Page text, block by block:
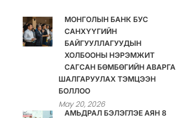
МОНГОЛЫН БАНК БУС
САНХҮҮГИЙН
БАЙГУУЛЛАГУУДЫН
ХОЛБООНЫ НЭРЭМЖИТ
САГСАН БӨМБӨГИЙН АВАРГА
ШАЛГАРУУЛАХ ТЭМЦЭЭН
БОЛЛОО
May 20, 2026
АМЬДРАЛ БЭЛЭГЛЭЕ АЯН 8